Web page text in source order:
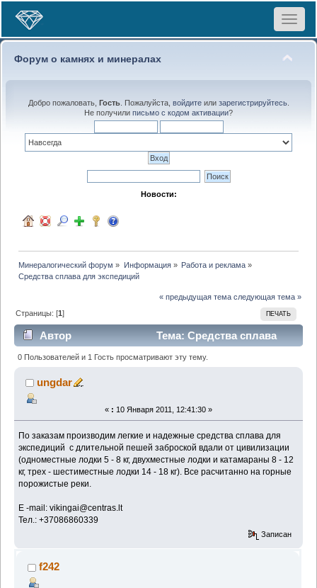
Toggle
Форум о камнях и минералах
Добро пожаловать, Гость. Пожалуйста, войдитеили зарегистрируйтесь.
Не получили письмо с кодом активации?
Новости:
Минералогический форум » Информация» Работа и реклама»
Средства сплава для экспедиций
« предыдущая тема следующая тема »
ПЕЧАТЬ
Страницы: [1]
Автор
Тема: Средства сплава
для экспедиций (Прочитано 5636 раз)
0 Пользователей и 1 Гость просматривают эту тему.
ungdar
« : 10 Января 2011, 12:41:30 »
По заказам производим легкие и надежные средства сплава для
экспедиций с длительной пешей заброской вдали от цивилизации
(одноместные лодки 5 - 8 кг, двухместные лодки и катамараны 8 - 12
кг, трех - шестиместные лодки 14 - 18 кг). Все расчитанно на горные
порожистые реки.
E -mail: vikingai@centras.lt
Тел.: +37086860339
Записан
f242